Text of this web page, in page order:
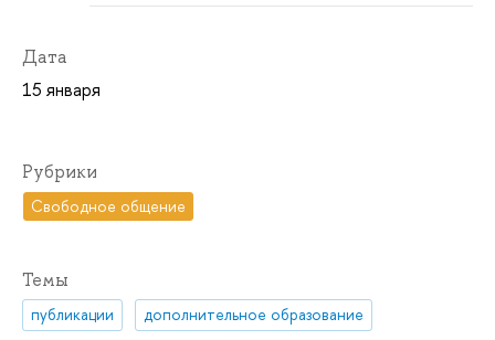
Дата
15 января
Рубрики
Свободное общение
Темы
публикации дополнительное образование